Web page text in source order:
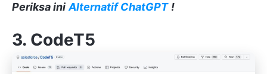
Periksa ini Alternatif ChatGPT !
3. CodeT5